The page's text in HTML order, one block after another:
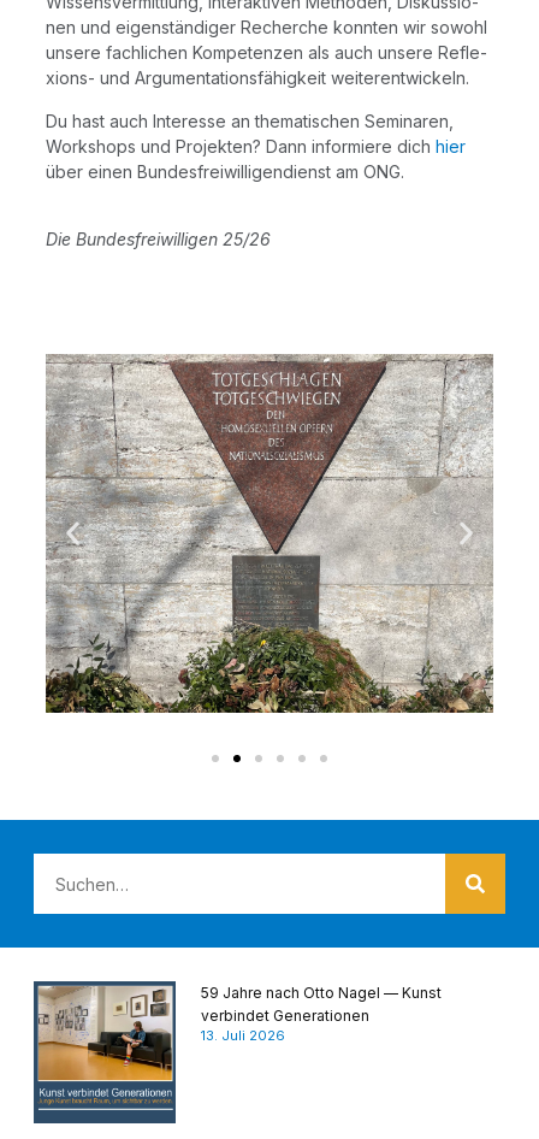
nen und eigen­stän­di­ger Recher­che konn­ten wir sowohl
unse­re fach­li­chen Kom­pe­ten­zen als auch unse­re Refle­
xi­ons- und Argu­men­ta­ti­ons­fä­hig­keit weiterentwickeln.
Du hast auch Inter­es­se an the­ma­ti­schen Semi­na­ren,
Work­shops und Pro­jek­ten? Dann infor­mie­re dich hier
über einen Bun­des­frei­wil­li­gen­dienst am ONG.
Die Bun­des­frei­wil­li­gen 25/​26
59 Jahre nach Otto Nagel — Kunst
verbindet Generationen
13. Juli 2026